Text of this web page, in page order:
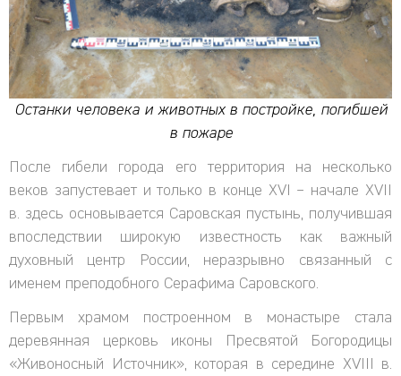
Останки человека и животных в постройке, погибшей
в пожаре
После гибели города его территория на несколько
веков запустевает и только в конце XVI – начале XVII
в. здесь основывается Саровская пустынь, получившая
впоследствии широкую известность как важный
духовный центр России, неразрывно связанный с
именем преподобного Серафима Саровского.
Первым храмом построенном в монастыре стала
деревянная церковь иконы Пресвятой Богородицы
«Живоносный Источник», которая в середине XVIII в.